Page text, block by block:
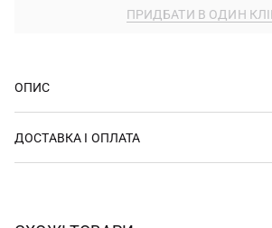
ПРИДБАТИ В ОДИН
ОПИС
ДОСТАВКА І ОПЛАТА